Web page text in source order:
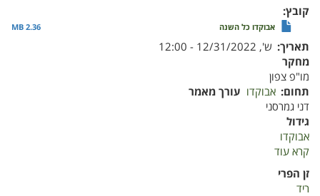
קובץ
אבוקדו כל השנה 2.36 MB
תאריך ש', 12/31/2022 - 12:00
מחקר
מו"פ צפון
תחום אבוקדו עורך מאמר
דני גמרסני
גידול
אבוקדו
קרא עוד
זן הפרי
ריד